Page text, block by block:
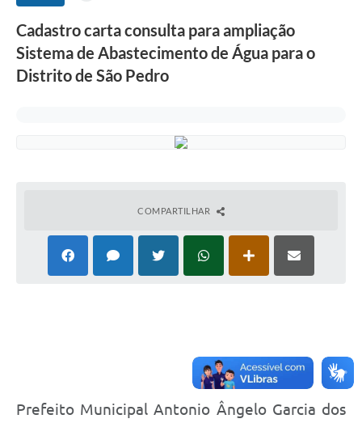
Renuncia de Receita
Galeria de Fotos
Plano de Capacitação
Cadeia Integrada de Valor
Cadastro carta consulta para ampliação
Sistema de Abastecimento de Água para o
Distrito de São Pedro
COMPARTILHAR
Prefeito Municipal Antonio Ângelo Garcia dos